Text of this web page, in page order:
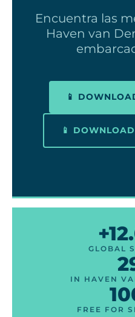
Encuentra las
Haven van
📱
📱
GLOBAL
IN HAVEN
FREE FOR